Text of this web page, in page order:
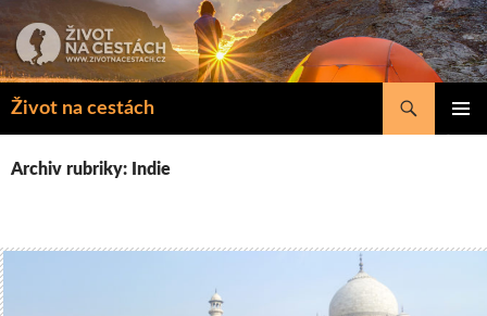
k
obsahu
Život na cestách
Hledat
Archiv rubriky: Indie